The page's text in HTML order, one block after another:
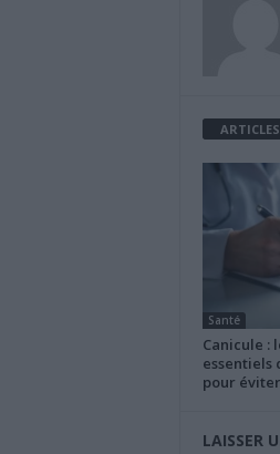
Santé
Canicule :
essentiels
pour
LAISSER